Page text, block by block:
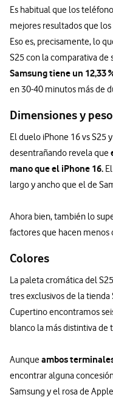
Es habitual que los
mejores resultados que
Eso es, precisamente, lo
S25 con la comparativa de
Samsung tiene un 12,33
en 30-40 minutos más de
Dimensiones y peso
El duelo iPhone 16 vs S25
desentrañando revela que
mano que el iPhone 16.
largo y ancho que el de
Ahora bien, también lo
factores que hacen menos
Colores
La paleta cromática del
tres exclusivos de la
Cupertino encontramos
blanco la más distintiva de
Aunqueambos
encontrar alguna
Samsung y el rosa de